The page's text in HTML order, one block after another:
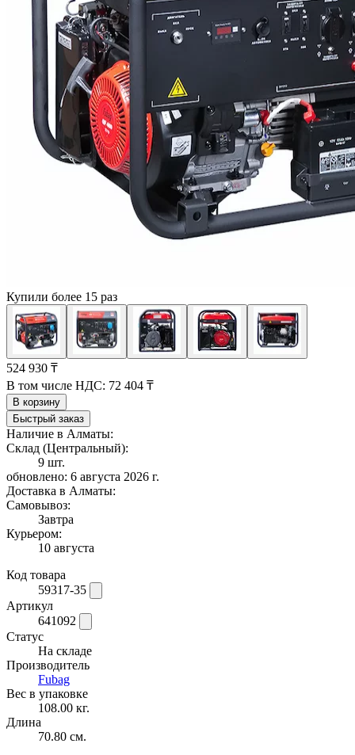
Купили более 15 раз
524 930 ₸
В том числе НДС: 72 404 ₸
В корзину
Быстрый заказ
Наличие в Алматы:
Склад (Центральный):
9 шт.
обновлено: 6 августа 2026 г.
Доставка в Алматы:
Самовывоз:
Завтра
Курьером:
10 августа
Код товара
59317-35
Артикул
641092
Статус
На складе
Производитель
Fubag
Вес в упаковке
108.00 кг.
Длина
70.80 см.